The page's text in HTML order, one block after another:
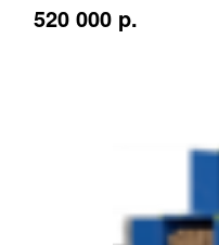
520 000 p.